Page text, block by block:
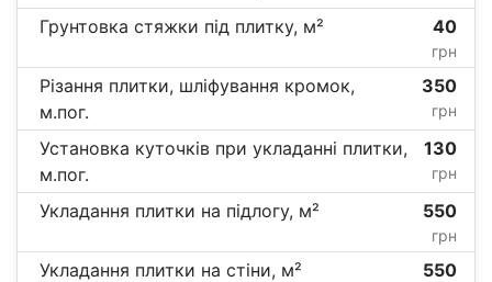
Грунтовка стяжки під плитку, м² 40
грн
Різання плитки, шліфування кромок,
м.пог.
350
грн
Установка куточків при укладанні плитки,
м.пог.
130
грн
Укладання плитки на підлогу, м² 550
грн
Укладання плитки на стіни, м² 550